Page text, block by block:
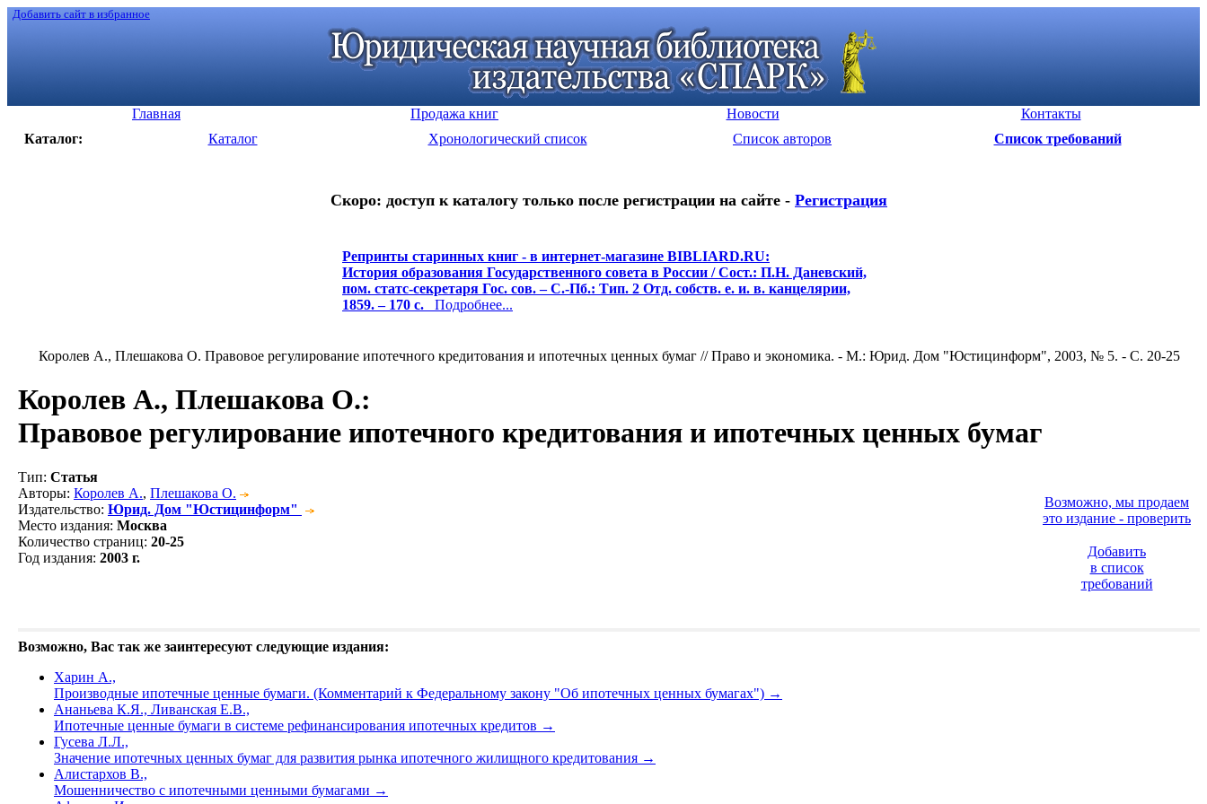
Добавить сайт в избранное
Главная Продажа книг Новости
Контакты
Каталог:
Каталог Хронологический список Список авторов Список требований
Скоро: доступ к каталогу только после регистрации на сайте - Регистрация
Репринты старинных книг - в интернет-магазине BIBLIARD.RU:
История образования Государственного совета в России / Сост.: П.Н. Даневский,
пом. статс-секретаря Гос. сов. – С.-Пб.: Тип. 2 Отд. собств. е. и. в. канцелярии,
1859. – 170 с. Подробнее...
Королев А., Плешакова О. Правовое регулирование ипотечного кредитования и ипотечных ценных бумаг // Право и экономика. - М.: Юрид. Дом "Юстицинформ", 2003, № 5. - С. 20-25
Королев А., Плешакова О.:
Правовое регулирование ипотечного кредитования и ипотечных ценных бумаг
Тип: Статья
Авторы: Королев А., Плешакова О.
Издательство: Юрид. Дом "Юстицинформ"
Место издания: Москва
Количество страниц: 20-25
Год издания: 2003 г.
Возможно, мы продаем
это издание - проверить
Добавить
в список
требований
Возможно, Вас так же заинтересуют следующие издания:
Харин А.,
Производные ипотечные ценные бумаги. (Комментарий к Федеральному закону "Об ипотечных ценных бумагах") →
Ананьева К.Я., Ливанская Е.В.,
Ипотечные ценные бумаги в системе рефинансирования ипотечных кредитов →
Гусева Л.Л.,
Значение ипотечных ценных бумаг для развития рынка ипотечного жилищного кредитования →
Алистархов В.,
Мошенничество с ипотечными ценными бумагами →